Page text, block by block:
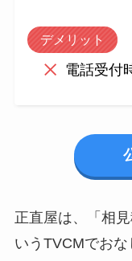
デメリット
電話受付
正直屋は、「相
いうTVCMでお